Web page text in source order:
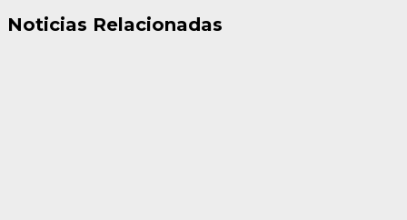
Noticias Relacionadas